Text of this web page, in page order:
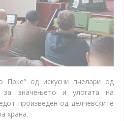
од искусни пчелари од
за значењето и улогата на
произведен од делчевските
храна.